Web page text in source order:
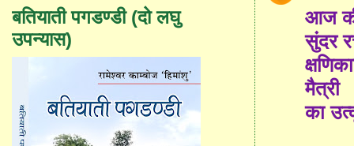
आज की
सुंदर
मैत्री
का
बतियाती पगडण्डी (दो लघु
उपन्यास)